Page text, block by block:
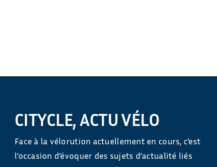
CITYCLE, ACTU VÉLO
Face à la vélorution actuellement en cours, c’est
l’occasion d’évoquer des sujets d’actualité liés